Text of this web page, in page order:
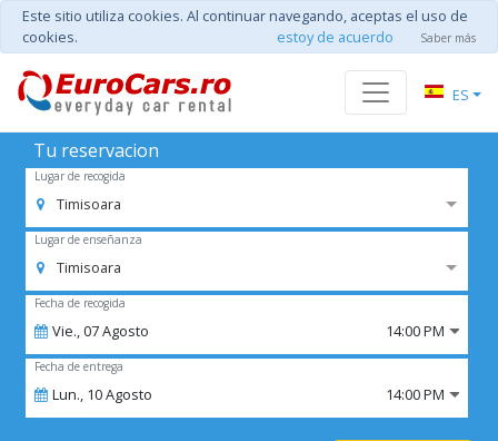
Este sitio utiliza cookies. Al continuar navegando, aceptas el uso de
cookies.
estoy de acuerdo Saber más
ES
Tu reservacion
Lugar de recogida
Timisoara
Lugar de enseñanza
Timisoara
Fecha de recogida
Vie.,07Agosto 14:00 PM
Fecha de entrega
Lun., 10Agosto 14:00 PM